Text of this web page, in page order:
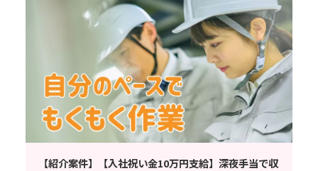
【紹介案件】【入社祝い金10万円支給】深夜手当で収